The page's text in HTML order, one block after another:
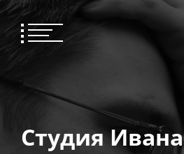
Студия Ивана